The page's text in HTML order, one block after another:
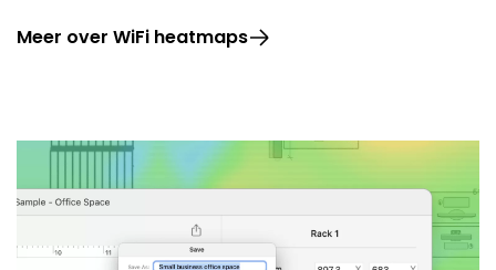
Meer over WiFi heatmaps